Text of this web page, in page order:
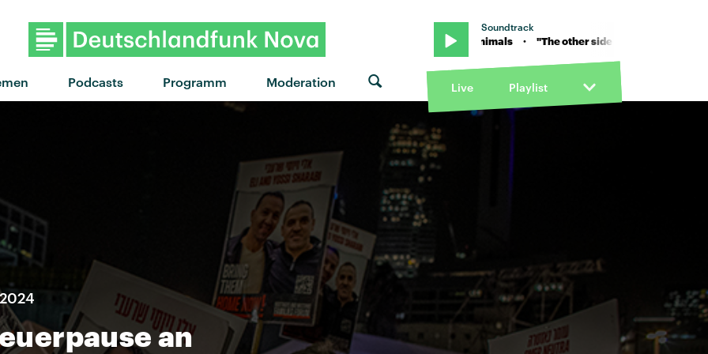
Podcasts Programm Moderation
Soundtrack
"The other side of paradise" von Glass Animals · "The other side of paradise" von Glass
Live Playlist
an